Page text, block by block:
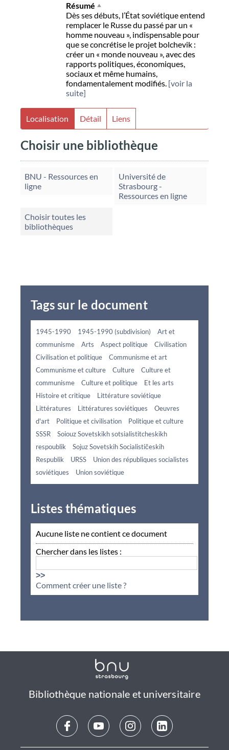
Résumé
Dès ses débuts, l’État soviétique entend
remplacer le Russe du passé par un «
homme nouveau », indispensable pour
que se concrétise le projet bolchevik :
créer un « monde nouveau », avec des
rapports politiques, économiques,
sociaux et même humains,
fondamentalement modifiés. [voir la
suite]
Localisation Détail Liens
Choisir une bibliothèque
BNU - Ressources en
ligne
Université de
Strasbourg -
Ressources en ligne
Choisir toutes les
bibliothèques
Tags sur le document
1945-1990 1945-1990 (subdivision)
Art et
communisme
Arts Aspect politique
Civilisation
Civilisation et politique
Communisme et art
Communisme et culture
Culture
Culture et
communisme
Culture et politique
Et les arts
Histoire et critique
Littérature soviétique
Littératures
Littératures soviétiques
Oeuvres
d'art
Politique et civilisation
Politique et culture
SSSR
Soiouz Sovetskikh sotsialistitcheskikh
respoublik
Sojuz Sovetskih Socialističeskih
Respublik
URSS
Union des républiques socialistes
soviétiques
Union soviétique
Listes thématiques
Aucune liste ne contient ce document
Chercher dans les listes :
>>
Comment créer une liste ?
Bibliothèque nationale et universitaire